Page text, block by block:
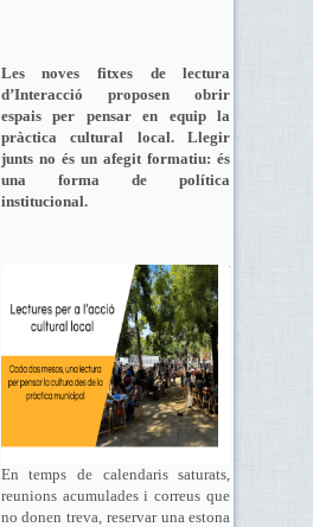
Les noves fitxes de lectura
d’Interacció proposen obrir
espais per pensar en equip la
pràctica cultural local. Llegir
junts no és un afegit formatiu: és
una forma de política
institucional.
En temps de calendaris saturats,
reunions acumulades i correus que
no donen treva, reservar una estona